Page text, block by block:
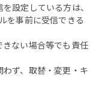
設定している方は、
事前に受信できる
ない場合等でも責任
ず、取替・変更・キ